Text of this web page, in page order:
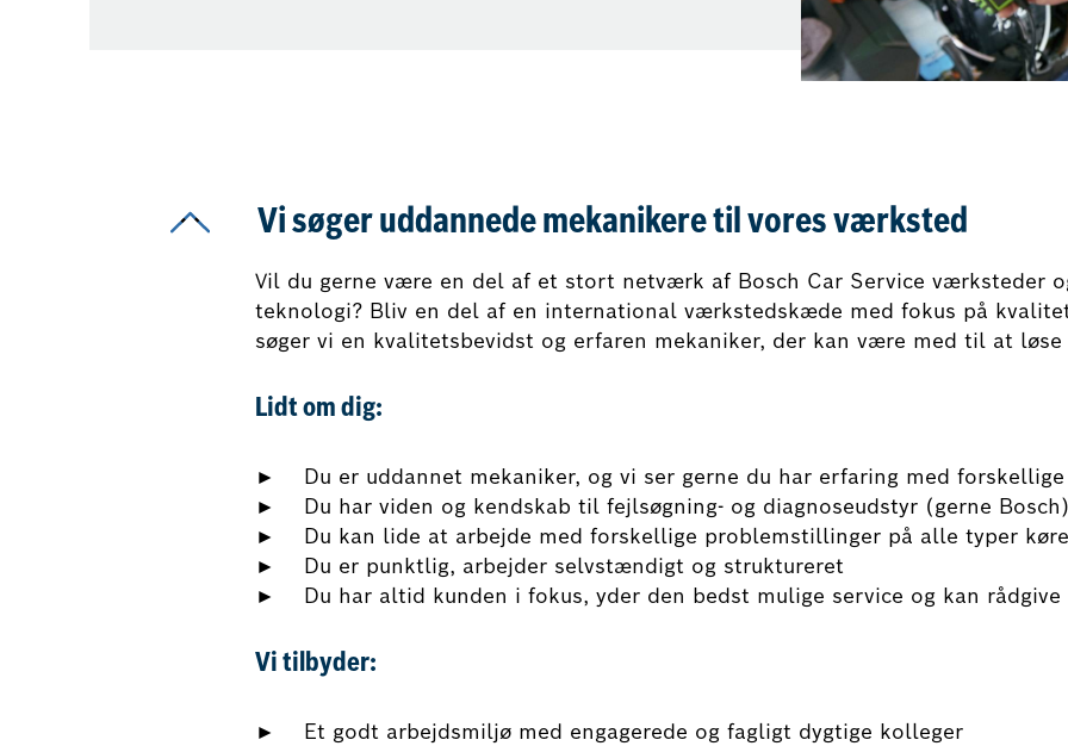
Vi søger uddannede mekanikere til vores værksted
Vil du gerne være en del af et stort netværk af Bosch Car Service værksteder
teknologi? Bliv en del af en international værkstedskæde med fokus på
søger vi en kvalitetsbevidst og erfaren mekaniker, der kan være med til at løse
Lidt om dig:
► Du er uddannet mekaniker, og vi ser gerne du har erfaring med
► Du har viden og kendskab til fejlsøgning- og diagnoseudstyr (gerne Bosch)
► Du kan lide at arbejde med forskellige problemstillinger på alle typer
► Du er punktlig, arbejder selvstændigt og struktureret
► Du har altid kunden i fokus, yder den bedst mulige service og kan
Vi tilbyder:
► Et godt arbejdsmiljø med engagerede og fagligt dygtige kolleger